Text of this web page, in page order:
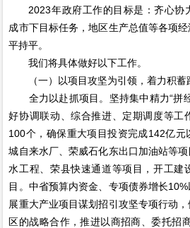
2023年政府工作的目标是：齐心协
成市下目标任务，地区生产总值等各项
平持平。
我们将具体做好以下工作。
（一）以项目攻坚为引领，着力积蓄
全力以赴抓项目。坚持集中精力“拼
好协调联动、综合推进、定期调度等工
100个，确保重大项目投资完成142亿
城自来水厂、荣威石化东出口加油站等
水工程、荣县快速通道等项目，开工建
目。中省预算内资金、专项债券增长
展重大产业项目谋划招引攻坚专项行动
区的战略合作，推进以商招商、委托招